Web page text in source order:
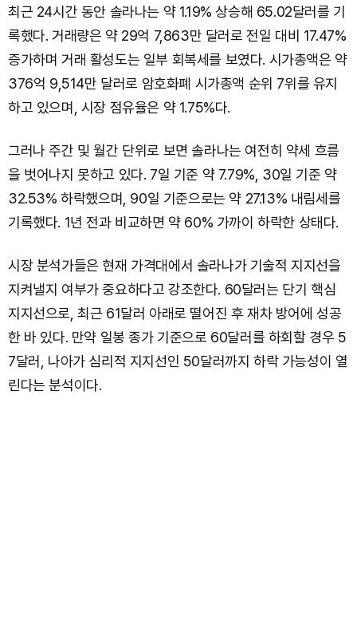
최근 24시간 동안 솔라나는 약 1.19% 상승해 65.02달러를 기
록했다. 거래량은 약 29억 7,863만 달러로 전일 대비 17.47%
증가하며 거래 활성도는 일부 회복세를 보였다. 시가총액은 약
376억 9,514만 달러로 암호화폐 시가총액 순위 7위를 유지
하고 있으며, 시장 점유율은 약 1.75%다.
그러나 주간 및 월간 단위로 보면 솔라나는 여전히 약세 흐름
을 벗어나지 못하고 있다. 7일 기준 약 7.79%, 30일 기준 약
32.53% 하락했으며, 90일 기준으로는 약 27.13% 내림세를
기록했다. 1년 전과 비교하면 약 60% 가까이 하락한 상태다.
시장 분석가들은 현재 가격대에서 솔라나가 기술적 지지선을
지켜낼지 여부가 중요하다고 강조한다. 60달러는 단기 핵심
지지선으로, 최근 61달러 아래로 떨어진 후 재차 방어에 성공
한 바 있다. 만약 일봉 종가 기준으로 60달러를 하회할 경우 5
7달러, 나아가 심리적 지지선인 50달러까지 하락 가능성이 열
린다는 분석이다.